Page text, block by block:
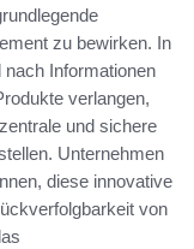
zu bewirken. In
Informationen
verlangen,
und sichere
Unternehmen
diese innovative
von